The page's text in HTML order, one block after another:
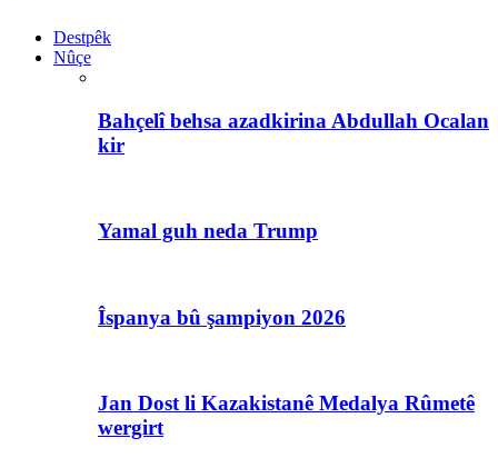
Destpêk
Nûçe
Bahçelî behsa azadkirina Abdullah Ocalan
kir
Yamal guh neda Trump
Îspanya bû şampiyon 2026
Jan Dost li Kazakistanê Medalya Rûmetê
wergirt